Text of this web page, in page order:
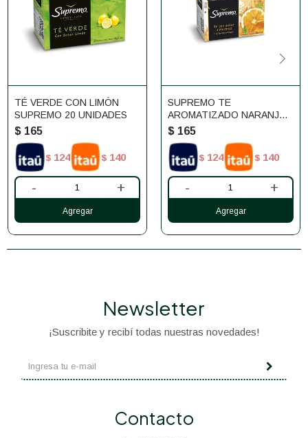
TÉ VERDE CON LIMÓN
SUPREMO 20 UNIDADES
$ 165
$ 124 $ 140
- +
SUPREMO TE
AROMATIZADO NARANJA
X 20
$ 165
$ 124 $ 140
- +
Contacto
Newsletter
¡Suscribite y recibí todas nuestras novedades!